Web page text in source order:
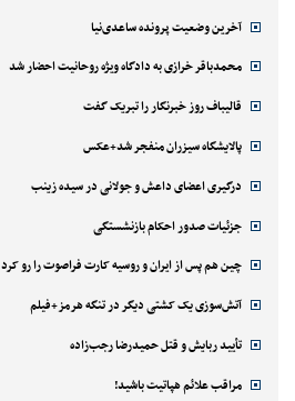
آخرین وضعیت پرونده ساعدی‌نیا
محمدباقر خرازی به دادگاه ویژه روحانیت احضار شد
قالیباف روز خبرنگار را تبریک گفت
پالایشگاه سیزران منفجر شد+عکس
درگیری اعضای داعش و جولانی در سیده زینب
جزئیات صدور احکام بازنشستگی
چین هم پس از ایران و روسیه کارت فراصوت را رو کرد
آتش‌سوزی یک کشتی دیگر در تنگه هرمز+فیلم
تأیید ربایش و قتل حمیدرضا رجب‌زاده
مراقب علائم هپاتیت باشید!